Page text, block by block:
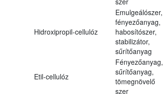
Hidroxipropil-cellulóz
Emulgeálószer,
fényezőanyag,
habosítószer,
stabilizátor,
sűrítőanyag
Etil-cellulóz
Fényezőanyag,
sűrítőanyag,
tömegnövelő
szer